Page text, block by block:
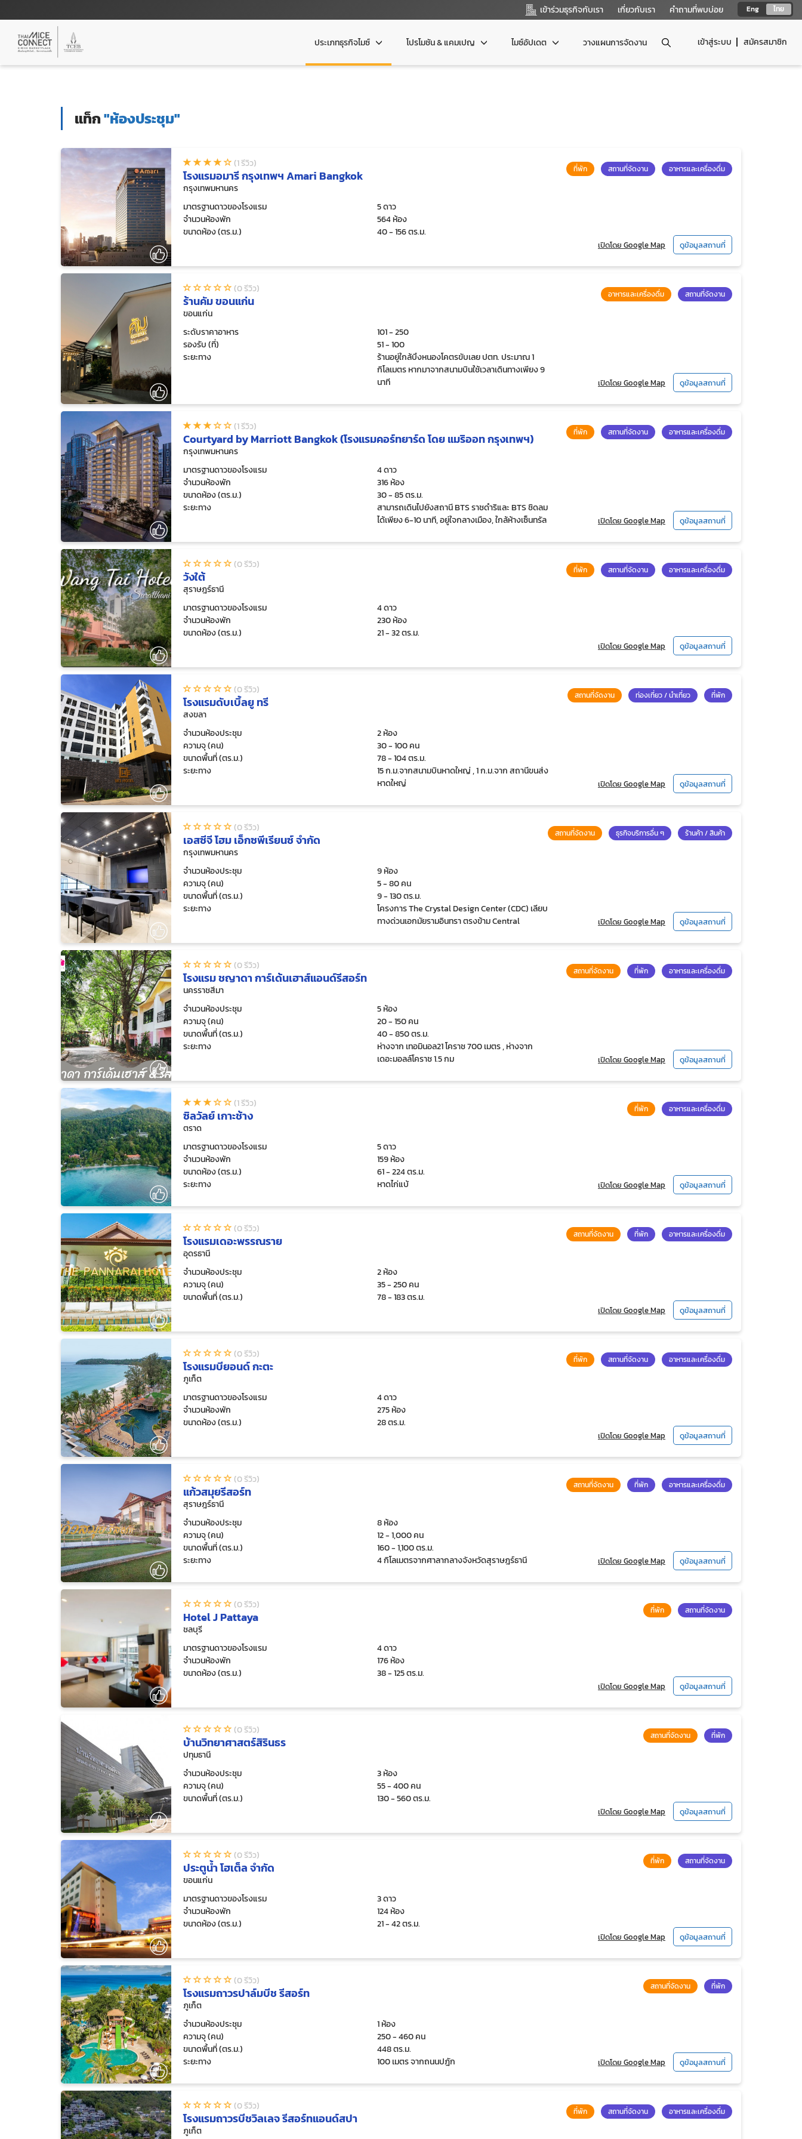
Eng ไทย
เข้าร่วมธุรกิจกับเรา เกี่ยวกับเรา คำถามที่พบบ่อย
เข้าสู่ระบบ สมัครสมาชิก
ประเภทธุรกิจไมซ์ โปรโมชัน & แคมเปญ ไมซ์อัปเดต วางแผนการจัดงาน
แท็ก"ห้องประชุม"
(1 รีวิว)
โรงแรมอมารี กรุงเทพฯ Amari Bangkok
กรุงเทพมหานคร
ที่พัก สถานที่จัดงาน อาหารและเครื่องดื่ม
มาตรฐานดาวของโรงแรม
5 ดาว
จำนวนห้องพัก
564 ห้อง
ขนาดห้อง (ตร.ม.)
40 - 156 ตร.ม.
เปิดโดย Google Map ดูข้อมูลสถานที่
(0 รีวิว)
ร้านคัม ขอนแก่น
ขอนแก่น
อาหารและเครื่องดื่ม สถานที่จัดงาน
ระดับราคาอาหาร
101 - 250
รองรับ (ที่)
51 - 100
ระยะทาง
ร้านอยู่ใกล้บึงหนองโคตรขับเลย ปตท. ประมาณ 1
กิโลเมตร หากมาจากสนามบินใช้เวลาเดินทางเพียง 9
นาที
เปิดโดย Google Map ดูข้อมูลสถานที่
(1 รีวิว)
Courtyard by Marriott Bangkok (โรงแรมคอร์ทยาร์ด โดย แมริออท กรุงเทพฯ)
กรุงเทพมหานคร
ที่พัก สถานที่จัดงาน อาหารและเครื่องดื่ม
มาตรฐานดาวของโรงแรม
4 ดาว
จำนวนห้องพัก
316 ห้อง
ขนาดห้อง (ตร.ม.)
30 - 85 ตร.ม.
ระยะทาง
สามารถเดินไปยังสถานี BTS ราชดำริและ BTS ชิดลม
ได้เพียง 6-10 นาที, อยู่ใจกลางเมือง, ใกล้ห้างเซ็นทรัล
เปิดโดย Google Map ดูข้อมูลสถานที่
(0 รีวิว)
วังใต้
สุราษฎร์ธานี
ที่พัก สถานที่จัดงาน อาหารและเครื่องดื่ม
มาตรฐานดาวของโรงแรม
4 ดาว
จำนวนห้องพัก
230 ห้อง
ขนาดห้อง (ตร.ม.)
21 - 32 ตร.ม.
เปิดโดย Google Map ดูข้อมูลสถานที่
(0 รีวิว)
โรงแรมดับเบิ้ลยู ทรี
สงขลา
สถานที่จัดงาน ท่องเที่ยว / นำเที่ยว ที่พัก
จำนวนห้องประชุม
2 ห้อง
ความจุ (คน)
30 - 100 คน
ขนาดพื้นที่ (ตร.ม.)
78 - 104 ตร.ม.
ระยะทาง
15 ก.ม.จากสนามบินหาดใหญ่ , 1 ก.ม.จาก สถานีขนส่ง
หาดใหญ่
เปิดโดย Google Map ดูข้อมูลสถานที่
(0 รีวิว)
เอสซีจี โฮม เอ็กซพีเรียนซ์ จำกัด
กรุงเทพมหานคร
สถานที่จัดงาน ธุรกิจบริการอื่น ๆ ร้านค้า / สินค้า
จำนวนห้องประชุม
9 ห้อง
ความจุ (คน)
5 - 80 คน
ขนาดพื้นที่ (ตร.ม.)
9 - 130 ตร.ม.
ระยะทาง
โครงการ The Crystal Design Center (CDC) เลียบ
ทางด่วนเอกมัยรามอินทรา ตรงข้าม Central
เปิดโดย Google Map ดูข้อมูลสถานที่
(0 รีวิว)
โรงแรม ชญาดา การ์เด้นเฮาส์แอนด์รีสอร์ท
นครราชสีมา
สถานที่จัดงาน ที่พัก อาหารและเครื่องดื่ม
จำนวนห้องประชุม
5 ห้อง
ความจุ (คน)
20 - 150 คน
ขนาดพื้นที่ (ตร.ม.)
40 - 850 ตร.ม.
ระยะทาง
ห่างจาก เทอมินอล21 โคราช 700 เมตร , ห่างจาก
เดอะมอลล์โคราช 1.5 กม
เปิดโดย Google Map ดูข้อมูลสถานที่
(1 รีวิว)
ซิลวัลย์ เกาะช้าง
ตราด
ที่พัก อาหารและเครื่องดื่ม
มาตรฐานดาวของโรงแรม
5 ดาว
จำนวนห้องพัก
159 ห้อง
ขนาดห้อง (ตร.ม.)
61 - 224 ตร.ม.
ระยะทาง
หาดไก่แบ้ เปิดโดย Google Map ดูข้อมูลสถานที่
(0 รีวิว)
โรงแรมเดอะพรรณราย
อุดรธานี
สถานที่จัดงาน ที่พัก อาหารและเครื่องดื่ม
จำนวนห้องประชุม
2 ห้อง
ความจุ (คน)
35 - 250 คน
ขนาดพื้นที่ (ตร.ม.)
78 - 183 ตร.ม.
เปิดโดย Google Map ดูข้อมูลสถานที่
(0 รีวิว)
โรงแรมบียอนด์ กะตะ
ภูเก็ต
ที่พัก สถานที่จัดงาน อาหารและเครื่องดื่ม
มาตรฐานดาวของโรงแรม
4 ดาว
จำนวนห้องพัก
275 ห้อง
ขนาดห้อง (ตร.ม.)
28 ตร.ม.
เปิดโดย Google Map ดูข้อมูลสถานที่
(0 รีวิว)
แก้วสมุยรีสอร์ท
สุราษฎร์ธานี
สถานที่จัดงาน ที่พัก อาหารและเครื่องดื่ม
จำนวนห้องประชุม
8 ห้อง
ความจุ (คน)
12 - 1,000 คน
ขนาดพื้นที่ (ตร.ม.)
160 - 1,100 ตร.ม.
ระยะทาง
4 กิโลเมตรจากศาลากลางจังหวัดสุราษฎร์ธานี เปิดโดย Google Map ดูข้อมูลสถานที่
(0 รีวิว)
Hotel J Pattaya
ชลบุรี
ที่พัก สถานที่จัดงาน
มาตรฐานดาวของโรงแรม
4 ดาว
จำนวนห้องพัก
176 ห้อง
ขนาดห้อง (ตร.ม.)
38 - 125 ตร.ม.
เปิดโดย Google Map ดูข้อมูลสถานที่
(0 รีวิว)
บ้านวิทยาศาสตร์สิรินธร
ปทุมธานี
สถานที่จัดงาน ที่พัก
จำนวนห้องประชุม
3 ห้อง
ความจุ (คน)
55 - 400 คน
ขนาดพื้นที่ (ตร.ม.)
130 - 560 ตร.ม.
เปิดโดย Google Map ดูข้อมูลสถานที่
(0 รีวิว)
ประตูน้ำ โฮเต็ล จำกัด
ขอนแก่น
ที่พัก สถานที่จัดงาน
มาตรฐานดาวของโรงแรม
3 ดาว
จำนวนห้องพัก
124 ห้อง
ขนาดห้อง (ตร.ม.)
21 - 42 ตร.ม.
เปิดโดย Google Map ดูข้อมูลสถานที่
(0 รีวิว)
โรงแรมถาวรปาล์มบีช รีสอร์ท
ภูเก็ต
สถานที่จัดงาน ที่พัก
จำนวนห้องประชุม
1 ห้อง
ความจุ (คน)
250 - 460 คน
ขนาดพื้นที่ (ตร.ม.)
448 ตร.ม.
ระยะทาง
100 เมตร จากถนนปฎัก เปิดโดย Google Map ดูข้อมูลสถานที่
(0 รีวิว)
โรงแรมถาวรบีชวิลเลจ รีสอร์ทแอนด์สปา
ภูเก็ต
ที่พัก สถานที่จัดงาน อาหารและเครื่องดื่ม